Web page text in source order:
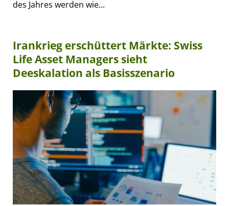
des Jahres werden wie...
Irankrieg erschüttert Märkte: Swiss
Life Asset Managers sieht
Deeskalation als Basisszenario